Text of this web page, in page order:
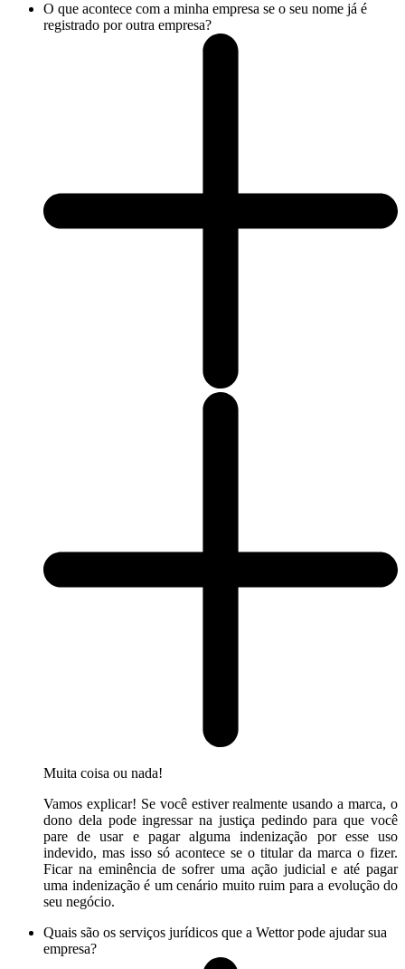
O que acontece com a minha empresa se o seu nome já é
registrado por outra empresa?
Muita coisa ou nada!
Vamos explicar! Se você estiver realmente usando a marca, o
dono dela pode ingressar na justiça pedindo para que você
pare de usar e pagar alguma indenização por esse uso
indevido, mas isso só acontece se o titular da marca o fizer.
Ficar na eminência de sofrer uma ação judicial e até pagar
uma indenização é um cenário muito ruim para a evolução do
seu negócio.
Quais são os serviços jurídicos que a Wettor pode ajudar sua
empresa?